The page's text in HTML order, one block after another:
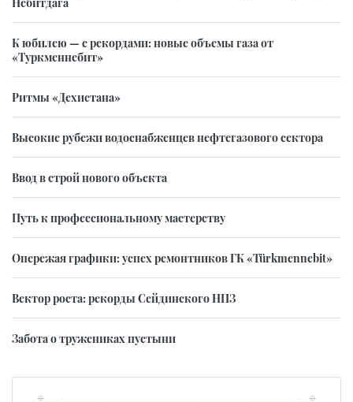
К юбилею — с рекордами: новые объемы газа от
«Туркменнебит»
Ритмы «Дехистана»
Высокие рубежи водоснабженцев нефтегазового сектора
Ввод в строй нового объекта
Путь к профессиональному мастерству
Опережая графики: успех ремонтников ГК «Türkmennebit»
Вектор роста: рекорды Сейдинского НПЗ
Забота о тружениках пустыни